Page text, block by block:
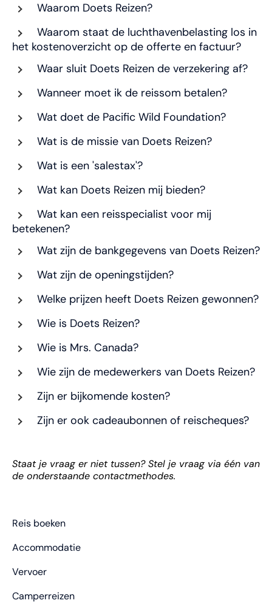
Waarom Doets Reizen?
Waarom staat de luchthavenbelasting los in
het kostenoverzicht op de offerte en factuur?
Waar sluit Doets Reizen de verzekering af?
Wanneer moet ik de reissom betalen?
Wat doet de Pacific Wild Foundation?
Wat is de missie van Doets Reizen?
Wat is een 'salestax'?
Wat kan Doets Reizen mij bieden?
Wat kan een reisspecialist voor mij
betekenen?
Wat zijn de bankgegevens van Doets Reizen?
Wat zijn de openingstijden?
Welke prijzen heeft Doets Reizen gewonnen?
Wie is Doets Reizen?
Wie is Mrs. Canada?
Wie zijn de medewerkers van Doets Reizen?
Zijn er bijkomende kosten?
Zijn er ook cadeaubonnen of reischeques?
Staat je vraag er niet tussen? Stel je vraag via één van
de onderstaande contactmethodes.
Reis boeken
Accommodatie
Vervoer
Camperreizen